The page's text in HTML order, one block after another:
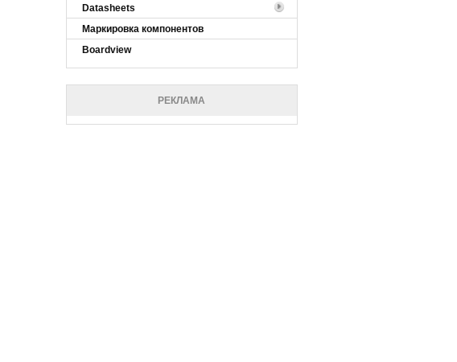
Datasheets
Маркировка компонентов
Boardview
РЕКЛАМА